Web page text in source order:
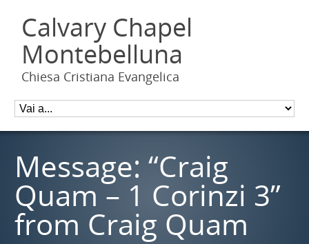
Calvary Chapel
Montebelluna
Chiesa Cristiana Evangelica
Message: “Craig
Quam – 1 Corinzi 3”
from Craig Quam